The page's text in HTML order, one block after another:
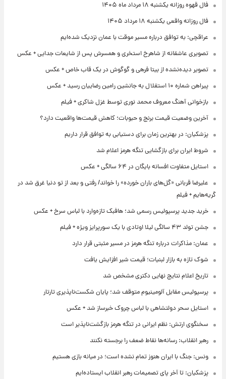
فال قهوه روزانه یکشنبه ۱۸ مرداد ماه ۱۴۰۵
فال روزانه واقعی یکشنبه ۱۸ مرداد ۱۴۰۵
عراقچی: به توافق درباره مسیر موقت با عمان نزدیک شده‌ایم
تصویری عاشقانه از شاهرخ استخری و همسرش پس از شایعات جدایی + عکس
تصویر دیده‌نشده از بیتا فرهی و گوگوش در یک قاب خاص + عکس
پیراهن شماره ۱۰ استقلال به جانشین رامین رضاییان رسید + عکس
بازخوانی آهنگ معروف محمد نوری توسط غزل شاکری + فیلم
آخرین وضعیت قیمت برنج و حبوبات؛ کاهش قیمت‌ها واقعیت دارد؟
پزشکیان: در بهترین زمان برای دستیابی به توافق قرار داریم
شروط ایران برای بازگشایی تنگه هرمز اعلام شد
استایل متفاوت افسانه بایگان در ۶۴ سالگی + عکس
علیرضا قربانی «گل‌های باران خورده» را خواند/ رفتی و بعد از تو دنیا غرق شد در
گریه‌هایم + فیلم
خرید جدید پرسپولیس رسمی شد؛ هافبک تازه‌وارد با لباس سرخ + عکس
جشن تولد ۴۳ سالگی لیلا اوتادی با یک سورپرایز ویژه + فیلم
عمان: مذاکرات درباره تنگه هرمز در مسیر مثبتی قرار دارد
شوک تازه به بازار لبنیات؛ قیمت شیر افزایش یافت
تاریخ اعلام نتایج نهایی دکتری مشخص شد
پرسپولیس مقابل آلومینیوم متوقف شد؛ پایان شکست‌ناپذیری تارتار
استایل سحر دولتشاهی با لباس چروک خبرساز شد + عکس
سخنگوی ارتش: نظم ایرانی در تنگه هرمز بازگشت‌ناپذیر است
رهبر انقلاب: رسانه‌ها نقاط ضعف را برجسته نکنند
ونس: جنگ با ایران هنوز تمام نشده است؛ در میانه بازی هستیم
پزشکیان: تا آخر پای تصمیمات رهبر انقلاب ایستاده‌ایم